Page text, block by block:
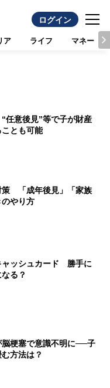
ログイン
ア ライフ マネー
意後見”等で子が財産
とも可能
策 「成年後見」「家族
やり方
ャッシュカード 勝手に
る？
脳梗塞で意識不明に──子
方法は？